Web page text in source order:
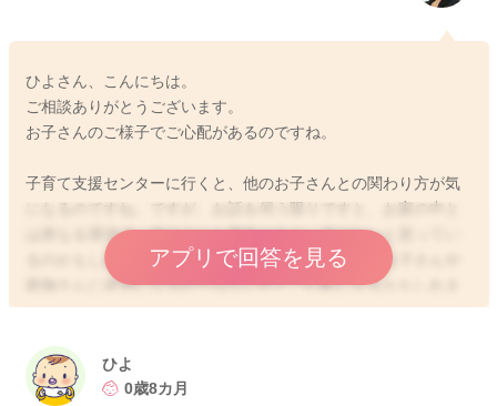
ひよさん、こんにちは。
ご相談ありがとうございます。
お子さんのご様子でご心配があるのですね。
子育て支援センターに行くと、他のお子さんとの関わり方が気
になるのですね。ですが、お話を伺う限りですと、お家の中と
は異なる環境で、他の人にも興味があり、遊びたいと思ってい
るのかもしれませんね。ママさんとしては、周りのお子さんや
親御さんに迷惑になるのではないかとご心配になるかもしれま
せんが、お子さんの好奇心があり、興味持って関わろうとして
との関わり方も練習中なので、最初はなかなかうまく関われな
かったり、ママさんとしてはヒヤヒヤしてしまうこともあるの
アプリで回答を見る
ひよ
0歳8カ月